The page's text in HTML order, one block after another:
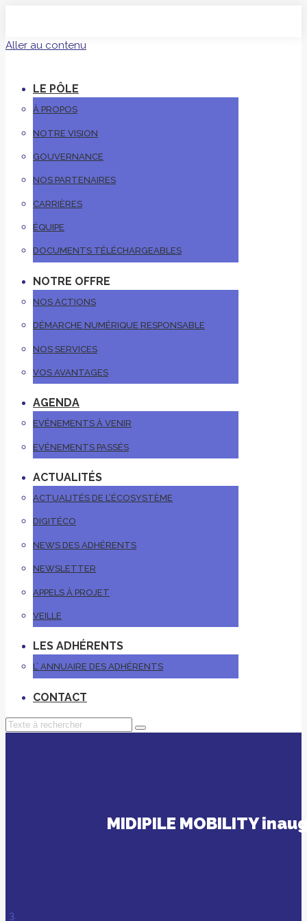
Aller au contenu
LE PÔLE
À PROPOS
NOTRE VISION
GOUVERNANCE
NOS PARTENAIRES
CARRIÈRES
ÉQUIPE
DOCUMENTS TÉLÉCHARGEABLES
NOTRE OFFRE
NOS ACTIONS
DÉMARCHE NUMÉRIQUE RESPONSABLE
NOS SERVICES
VOS AVANTAGES
AGENDA
EVÉNEMENTS À VENIR
EVÉNEMENTS PASSÉS
ACTUALITÉS
ACTUALITÉS DE L’ÉCOSYSTÈME
DIGITÉCO
NEWS DES ADHÉRENTS
NEWSLETTER
APPELS À PROJET
VEILLE
LES ADHÉRENTS
L’ ANNUAIRE DES ADHÉRENTS
CONTACT
MIDIPILE MOBILITY